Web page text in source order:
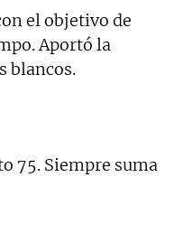
el objetivo de
Aportó la
blancos.
75. Siempre suma